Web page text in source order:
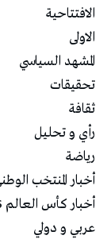
الافتتاحية
الاولى
المشهد السياسي
تحقيقات
ثقافة
رأي و تحليل
رياضة
أخبار المنتخب
أخبار كأس العالم 2026
عربي و دولي